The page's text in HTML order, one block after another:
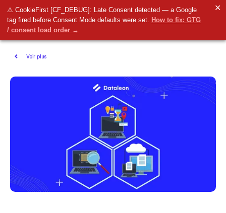
⚠ CookieFirst [CF_DEBUG]: Late Consent detected — a Google
tag fired before Consent Mode defaults were set. How to fix: GTG
/ consent load order →
✕
Voir plus